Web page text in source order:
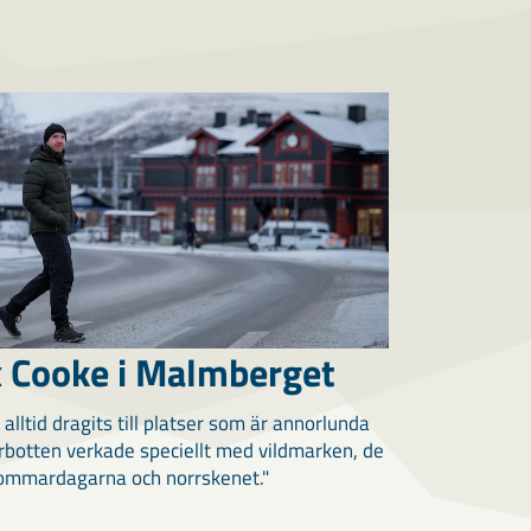
Cooke i Malmberget
alltid dragits till platser som är annorlunda
verkade speciellt med vildmarken, de
och norrskenet."